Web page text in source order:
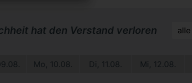
hat den Verstand verloren
Mo, 10.08. Di, 11.08. Mi, 12.08.